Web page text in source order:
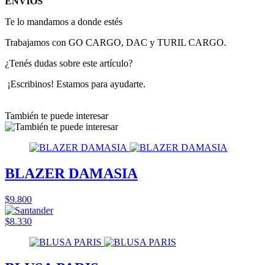
Te lo mandamos a donde estés
Trabajamos con GO CARGO, DAC y TURIL CARGO.
¿Tenés dudas sobre este artículo?
¡Escribinos! Estamos para ayudarte.
También te puede interesar
BLAZER DAMASIA
$9.800
$8.330